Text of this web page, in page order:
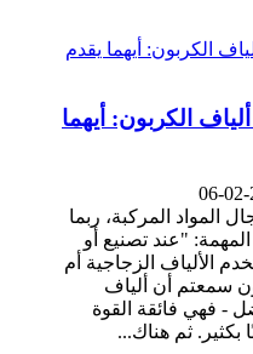
الكربون: أيهما
المواد المركبة، ربما
"عند تصنيع أو
الألياف الزجاجية أم
سمعتم أن ألياف
- فهي فائقة القوة
بكثير. ثم هناك...